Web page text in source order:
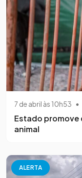
7 de abril às 10h53 •
Estado
animal
ALERTA